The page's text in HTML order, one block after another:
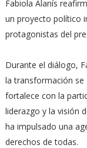
Fabiola Alanís
un proyecto político
protagonistas del
Durante el diálogo,
la transformación se
fortalece con la
liderazgo y la visión
ha impulsado una
derechos de todas.